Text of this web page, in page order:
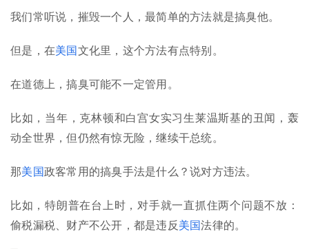
我们常听说，摧毁一个人，最简单的方法就是搞臭他。
但是，在美国 文化里，这个方法有点特别。
在道德上，搞臭可能不一定管用。
比如，当年，克林顿和白宫女实习生莱温斯基的丑闻，轰
动全世界，但仍然有惊无险，继续干总统。
那美国政客常用的搞臭手法是什么？说对方违法。
比如，特朗普在台上时，对手就一直抓住两个问题不放：
偷税漏税、财产不公开，都是违反 美国法律的。